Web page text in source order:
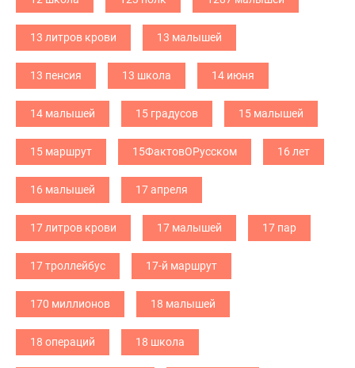
13 литров крови 13 малышей
13 пенсия 13 школа 14 июня
14 малышей 15 градусов 15 малышей
15 маршрут 15ФактовОРусском 16 лет
16 малышей 17 апреля
17 литров крови 17 малышей 17 пар
17 троллейбус 17-й маршрут
170 миллионов 18 малышей
18 операций 18 школа